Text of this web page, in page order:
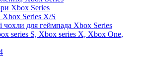
Xbox Series
Xbox Series X/S
чохли для геймпада Xbox Series
series S, Xbox series X, Xbox One,